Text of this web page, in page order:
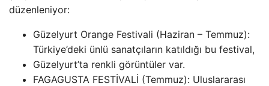
düzenleniyor:
Güzelyurt Orange Festivali (Haziran – Temmuz):
Türkiye’deki ünlü sanatçıların katıldığı bu festival,
Güzelyurt’ta renkli görüntüler var.
FAGAGUSTA FESTİVALİ (Temmuz): Uluslararası